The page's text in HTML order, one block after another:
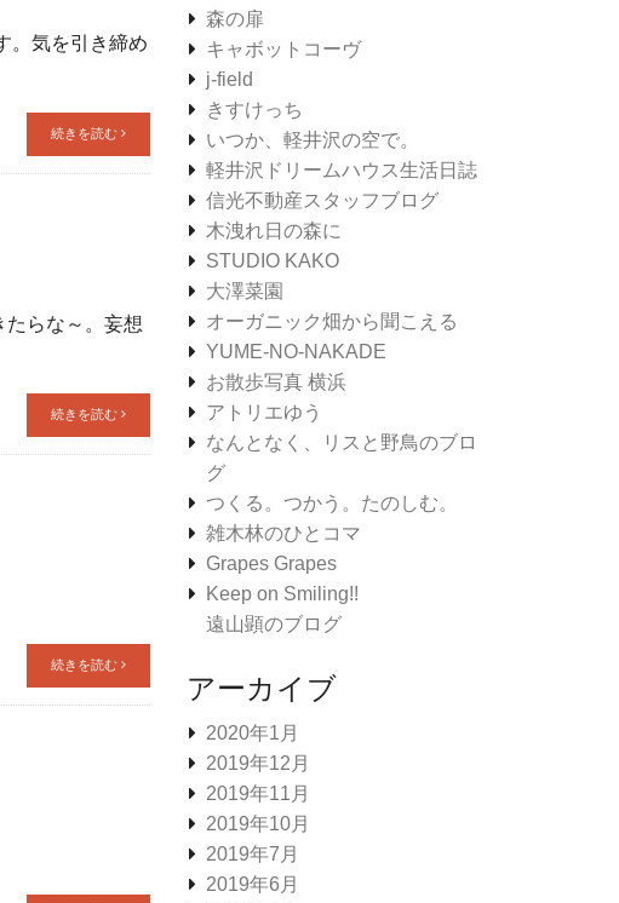
。気を引き締め
続きを読む
たらな～。妄想
続きを読む
続きを読む
森の扉
キャボットコーヴ
j-field
きすけっち
いつか、軽井沢の空で。
軽井沢ドリームハウス生活日誌
信光不動産スタッフブログ
木洩れ日の森に
STUDIO KAKO
大澤菜園
オーガニック畑から聞こえる
YUME-NO-NAKADE
お散歩写真 横浜
アトリエゆう
なんとなく、リスと野鳥のブロ
グ
つくる。つかう。たのしむ。
雑木林のひとコマ
Grapes Grapes
Keep on Smiling!!
遠山顕のブログ
アーカイブ
2020年1月
2019年12月
2019年11月
2019年10月
2019年7月
2019年6月